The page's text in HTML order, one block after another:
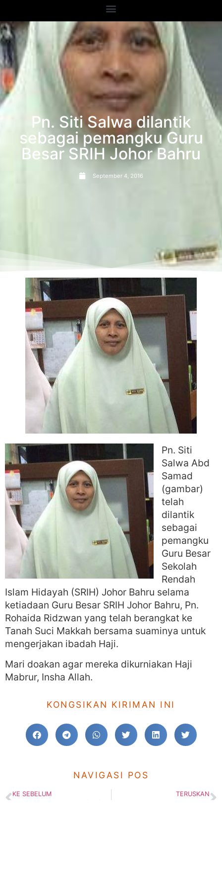
Pn. Siti Salwa dilantik
sebagai pemangku Guru
Besar SRIH Johor Bahru
September 4, 2016
Pn. Siti
Salwa Abd
Samad
(gambar)
telah
dilantik
sebagai
pemangku
Guru Besar
Sekolah
Rendah
Islam Hidayah (SRIH) Johor Bahru selama
ketiadaan Guru Besar SRIH Johor Bahru, Pn.
Rohaida Ridzwan yang telah berangkat ke
Tanah Suci Makkah bersama suaminya untuk
mengerjakan ibadah Haji.
Mari doakan agar mereka dikurniakan Haji
Mabrur, Insha Allah.
KONGSIKAN KIRIMAN INI
NAVIGASI POS
KE SEBELUM TERUSKAN